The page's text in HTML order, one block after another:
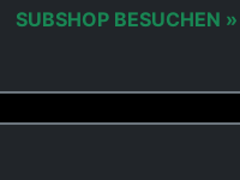
SUBSHOP BESUCHEN »